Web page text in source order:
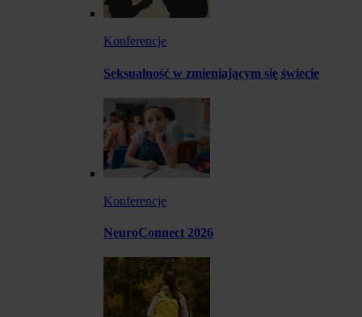
Konferencje
Seksualność w zmieniającym się świecie
Konferencje
NeuroConnect 2026